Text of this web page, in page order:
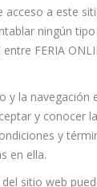
acceso a este
ningún
FERIA
y la navegación
y conocer
y
en ella.
del sitio web